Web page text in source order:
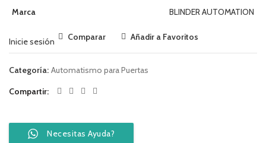
Marca BLINDER AUTOMATION
Inicie sesión Comparar Añadir a Favoritos
Categoría: Automatismo para Puertas
Compartir
Necesitas Ayuda?